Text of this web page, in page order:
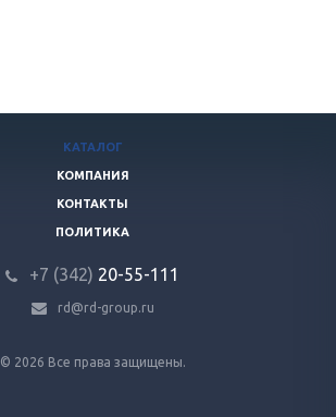
© 2026 Все права защищены.
КАТАЛОГ
КОМПАНИЯ
КОНТАКТЫ
ПОЛИТИКА
+7 (342) 20-55-111
rd@rd-group.ru